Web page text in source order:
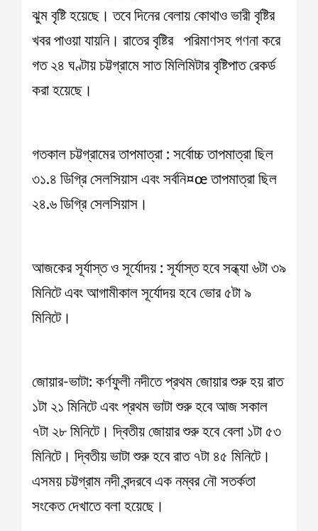
ঝুম বৃষ্টি হয়েছে। তবে দিনের বেলায় কোথাও ভারী বৃষ্টির
খবর পাওয়া যায়নি। রাতের বৃষ্টির পরিমাণসহ গণনা করে
গত ২৪ ঘণ্টায় চট্টগ্রামে সাত মিলিমিটার বৃষ্টিপাত রেকর্ড
করা হয়েছে।
গতকাল চট্টগ্রামের তাপমাত্রা : সর্বোচ্চ তাপমাত্রা ছিল
৩১.৪ ডিগ্রি সেলসিয়াস এবং সর্বনি¤œ তাপমাত্রা ছিল
২৪.৬ ডিগ্রি সেলসিয়াস।
আজকের সূর্যাস্ত ও সূর্যোদয় : সূর্যাস্ত হবে সন্ধ্যা ৬টা ৩৯
মিনিটে এবং আগামীকাল সূর্যোদয় হবে ভোর ৫টা ৯
মিনিটে।
জোয়ার-ভাটা: কর্ণফুলী নদীতে প্রথম জোয়ার শুরু হয় রাত
১টা ২১ মিনিটে এবং প্রথম ভাটা শুরু হবে আজ সকাল
৭টা ২৮ মিনিটে। দ্বিতীয় জোয়ার শুরু হবে বেলা ১টা ৫৩
মিনিটে। দ্বিতীয় ভাটা শুরু হবে রাত ৭টা ৪৫ মিনিটে।
এসময় চট্টগ্রাম নদী বন্দরবে এক নম্বর নৌ সতর্কতা
সংকেত দেখাতে বলা হয়েছে।